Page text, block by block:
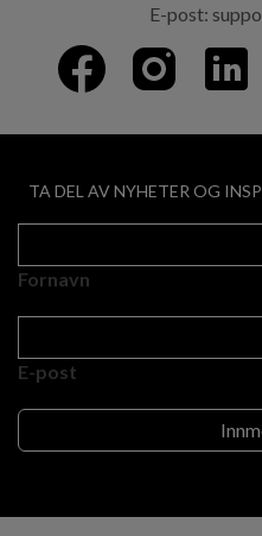
E-post:
TA DEL AV NYHETER OG
Fornavn
E-post